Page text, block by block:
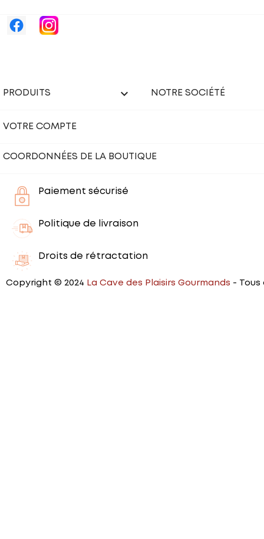
PRODUITS  NOTRE SOCIÉTÉ
VOTRE COMPTE
COORDONNÉES DE LA BOUTIQUE
Paiement sécurisé
Politique de livraison
Droits de rétractation
Copyright © 2024 La Cave des Plaisirs Gourmands - Tous